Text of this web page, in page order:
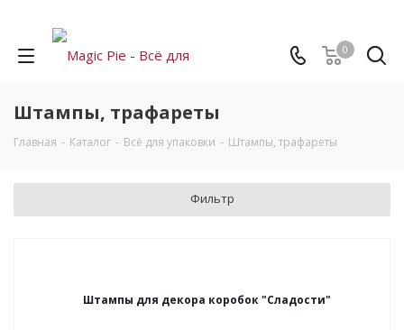
0
Штампы, трафареты
Главная - Каталог - Всё для упаковки - Штампы, трафареты
Фильтр
Штампы для декора коробок "Сладости"